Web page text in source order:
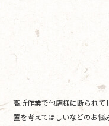
高所作業で他店様に断られ
置を考えてほしいなどのお悩